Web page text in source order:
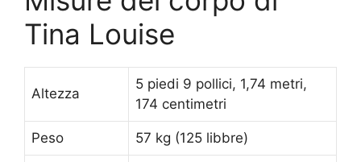
Tina Louise
Altezza
5 piedi 9 pollici, 1,74 metri,
174 centimetri
Peso 57 kg (125 libbre)